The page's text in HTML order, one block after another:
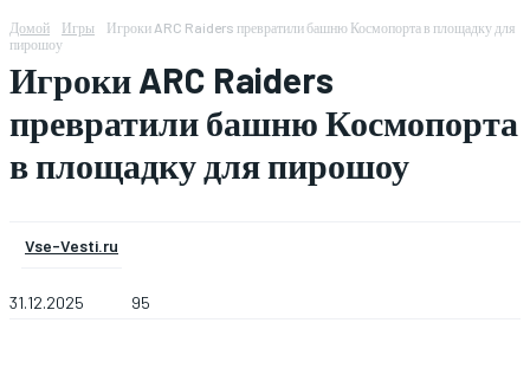
Домой Игры
Игроки ARC Raiders превратили башню Космопорта в площадку для
пирошоу
Игроки ARC Raiders
превратили башню Космопорта
в площадку для пирошоу
Vse-Vesti.ru
31.12.2025 95